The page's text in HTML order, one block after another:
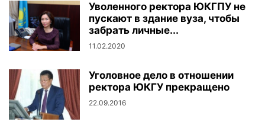
Уволенного ректора ЮКГПУ не
пускают в здание вуза, чтобы
забрать личные...
11.02.2020
Уголовное дело в отношении
ректора ЮКГУ прекращено
22.09.2016